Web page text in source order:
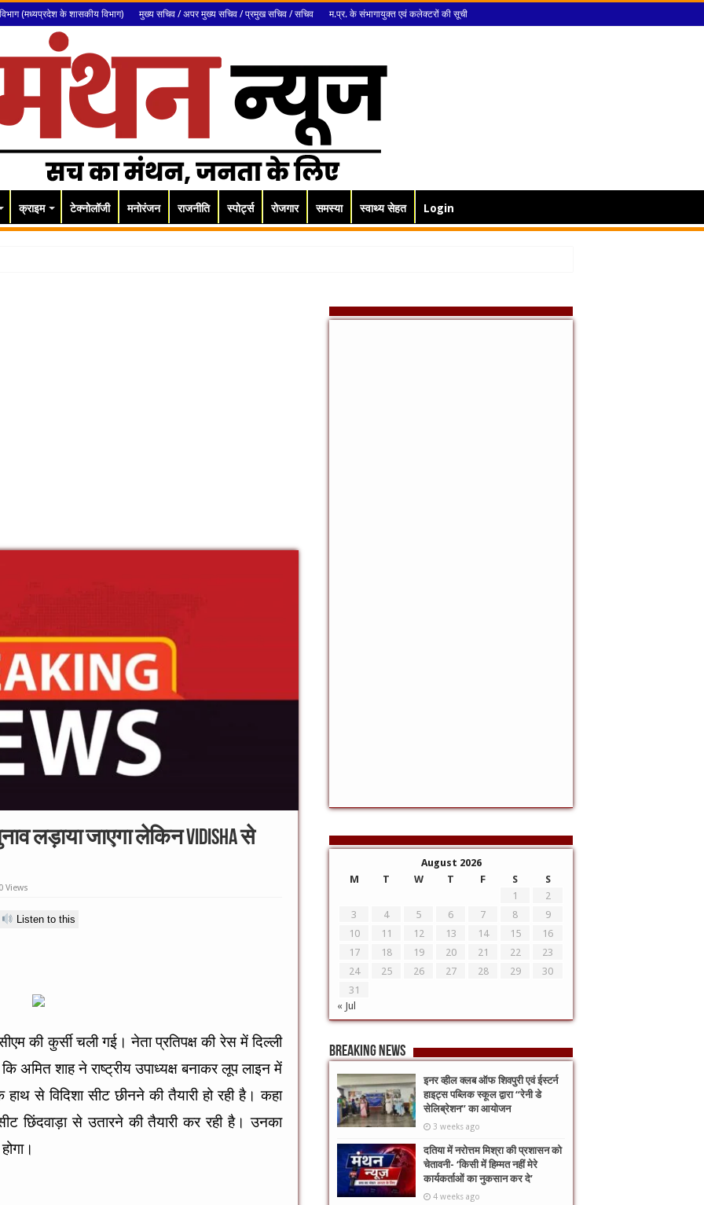
विभाग (मध्यप्रदेश के शासकीय विभाग) मुख्य सचिव / अपर मुख्य सचिव / प्रमुख सचिव / सचिव म.प्र. के संभागायुक्त एवं कलेक्टरों की सूची
क्राइम टेक्नोलॉजी मनोरंजन राजनीति स्पोर्ट्स रोजगार समस्या स्वाथ्य सेहत Login
लड़ाया जाएगा लेकिन VIDISHA से
Views
Listen to this
की कुर्सी चली गई। नेता प्रतिपक्ष की रेस में दिल्ली
अमित शाह ने राष्ट्रीय उपाध्यक्ष बनाकर लूप लाइन में
से विदिशा सीट छीनने की तैयारी हो रही है। कहा
छिंदवाड़ा से उतारने की तैयारी कर रही है। उनका
August 2026
M
T W T F S
S
1
2
3
4 5 6 7 8
9
10
11 12 13 14 15
16
17
18 19 20 21 22
23
24
25 26 27 28 29
30
31
« Jul
Breaking News
इनर व्हील क्लब ऑफ शिवपुरी एवं ईस्टर्न
हाइट्स पब्लिक स्कूल द्वारा “रेनी डे
सेलिब्रेशन” का आयोजन
3 weeks ago
दतिया में नरोत्तम मिश्रा की प्रशासन को
चेतावनी- ‘किसी में हिम्मत नहीं मेरे
कार्यकर्ताओं का नुकसान कर दे’
4 weeks ago